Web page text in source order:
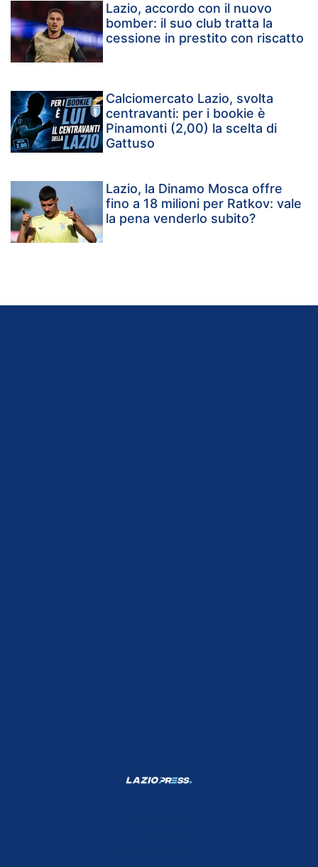
Lazio, accordo con il nuovo
bomber: il suo club tratta la
cessione in prestito con riscatto
Calciomercato Lazio, svolta
centravanti: per i bookie è
Pinamonti (2,00) la scelta di
Gattuso
Lazio, la Dinamo Mosca offre
fino a 18 milioni per Ratkov: vale
la pena venderlo subito?